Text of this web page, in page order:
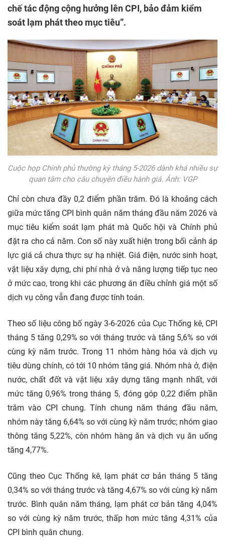
chế tác động cộng hưởng lên CPI, bảo đảm kiểm
soát lạm phát theo mục tiêu”.
Cuộc họp Chính phủ thường kỳ tháng 5-2026 dành khá nhiều sự
quan tâm cho câu chuyện điều hành giá. Ảnh: VGP
Chỉ còn chưa đầy 0,2 điểm phần trăm. Đó là khoảng cách
giữa mức tăng CPI bình quân năm tháng đầu năm 2026 và
mục tiêu kiểm soát lạm phát mà Quốc hội và Chính phủ
đặt ra cho cả năm. Con số này xuất hiện trong bối cảnh áp
lực giá cả chưa thực sự hạ nhiệt. Giá điện, nước sinh hoạt,
vật liệu xây dựng, chi phí nhà ở và năng lượng tiếp tục neo
ở mức cao, trong khi các phương án điều chỉnh giá một số
dịch vụ công vẫn đang được tính toán.
Theo số liệu công bố ngày 3-6-2026 của Cục Thống kê, CPI
tháng 5 tăng 0,29% so với tháng trước và tăng 5,6% so với
cùng kỳ năm trước. Trong 11 nhóm hàng hóa và dịch vụ
tiêu dùng chính, có tới 10 nhóm tăng giá. Nhóm nhà ở, điện
nước, chất đốt và vật liệu xây dựng tăng mạnh nhất, với
mức tăng 0,96% trong tháng 5, đóng góp 0,22 điểm phần
trăm vào CPI chung. Tính chung năm tháng đầu năm,
nhóm này tăng 6,64% so với cùng kỳ năm trước; nhóm giao
thông tăng 5,22%, còn nhóm hàng ăn và dịch vụ ăn uống
tăng 4,77%.
Cũng theo Cục Thống kê, lạm phát cơ bản tháng 5 tăng
0,34% so với tháng trước và tăng 4,67% so với cùng kỳ năm
trước. Bình quân năm tháng, lạm phát cơ bản tăng 4,04%
so với cùng kỳ năm trước, thấp hơn mức tăng 4,31% của
CPI bình quân chung.